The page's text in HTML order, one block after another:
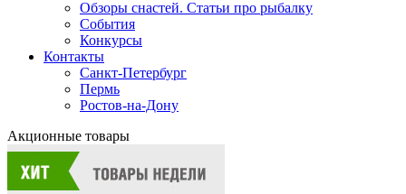
Обзоры снастей. Статьи про рыбалку
События
Конкурсы
Контакты
Санкт-Петербург
Пермь
Ростов-на-Дону
Акционные товары